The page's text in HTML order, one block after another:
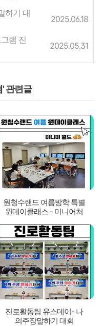
하기 대
2025.06.18
램 진
2025.05.31
관련글
원청수랜드 여름방학 특별
원데이클래스 - 미니어처
진로활동팀 유스데이- 나
의주장말하기 대회